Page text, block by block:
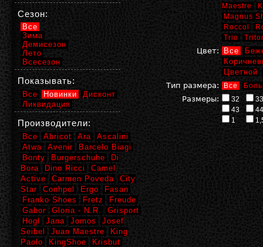
Maestre
Magnus
Roccol
Trio
Цвет: Все
Цветной
Тип размера:
Все
Размеры: 32
33
43
44
1
Сезон:
Все
Зима
Демисезон
Лето
Всесезон
Показывать:
Все Новинки
Дисконт
Ликвидация
Производители:
Все Abricot Ara
Ascalini
Atwa
Avenir
Barcelo Biagi
Bonty
Burgerschuhe
Di
Bora
Dino Ricci
Camel
Active
Carmen Poveda
City
Star
Conhpol Ergo
Fasan
Franko Shoes
Fretz
Freude
Gabor
Gloria - N.R.
Grisport
Hogl
Jana Jomos
Josef
Seibel
Juan Maestre
King
Paolo
KingShoe
Krisbut